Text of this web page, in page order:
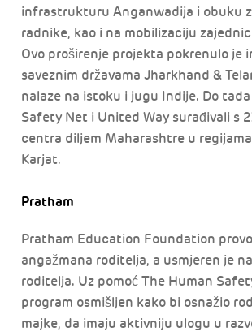
infrastrukturu Anganwadija i obuku
radnike, kao i na mobilizaciju
Ovo proširenje projekta pokrenulo je
saveznim državama Jharkhand &
nalaze na istoku i jugu Indije. Do
Safety Net i United Way surađivali s
centra diljem Maharashtre u
Karjat.
Pratham
Pratham Education Foundation
angažmana roditelja, a usmjeren je
roditelja. Uz pomoć The Human
program osmišljen kako bi osnažio
majke, da imaju aktivniju ulogu u